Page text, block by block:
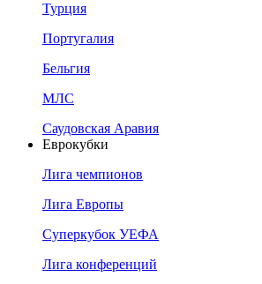
Турция
Португалия
Бельгия
МЛС
Саудовская Аравия
Еврокубки
Лига чемпионов
Лига Европы
Суперкубок УЕФА
Лига конференций